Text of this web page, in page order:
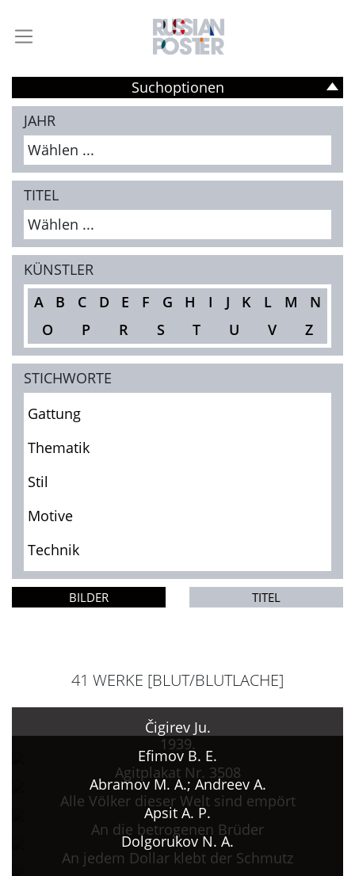
Suchoptionen
JAHR
Wählen ...
TITEL
Wählen ...
KÜNSTLER
A
B C D E F G H I J K L M
N
O
P R S T U V Z
STICHWORTE
Gattung
Thematik
Stil
Motive
Technik
BILDER TITEL
41 WERKE [BLUT/BLUTLACHE]
Čigirev Ju.
1939.
Efimov B. E.
Agitplakat Nr. 3508
Abramov M. A.; Andreev A.
Alle Völker dieser Welt sind empört
Apsit A. P.
An die betrogenen Brüder
Dolgorukov N. A.
An jedem Dollar klebt der Schmutz